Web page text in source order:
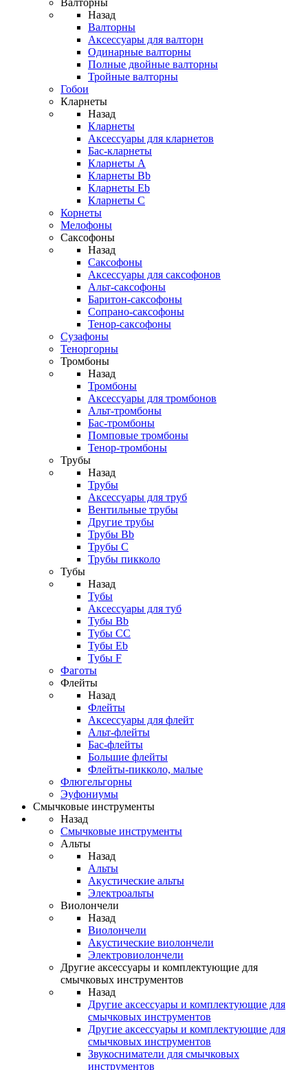
Валторны
Назад
Валторны
Аксессуары для валторн
Одинарные валторны
Полные двойные валторны
Тройные валторны
Гобои
Кларнеты
Назад
Кларнеты
Аксессуары для кларнетов
Бас-кларнеты
Кларнеты A
Кларнеты Bb
Кларнеты Eb
Кларнеты С
Корнеты
Мелофоны
Саксофоны
Назад
Саксофоны
Аксессуары для саксофонов
Альт-саксофоны
Баритон-саксофоны
Сопрано-саксофоны
Тенор-саксофоны
Сузафоны
Теноргорны
Тромбоны
Назад
Тромбоны
Аксессуары для тромбонов
Альт-тромбоны
Бас-тромбоны
Помповые тромбоны
Тенор-тромбоны
Трубы
Назад
Трубы
Аксессуары для труб
Вентильные трубы
Другие трубы
Трубы Bb
Трубы C
Трубы пикколо
Тубы
Назад
Тубы
Аксессуары для туб
Тубы Bb
Тубы CC
Тубы Eb
Тубы F
Фаготы
Флейты
Назад
Флейты
Аксессуары для флейт
Альт-флейты
Бас-флейты
Большие флейты
Флейты-пикколо, малые
Флюгельгорны
Эуфониумы
Смычковые инструменты
Назад
Смычковые инструменты
Альты
Назад
Альты
Акустические альты
Электроальты
Виолончели
Назад
Виолончели
Акустические виолончели
Электровиолончели
Другие аксессуары и комплектующие для
смычковых инструментов
Назад
Другие аксессуары и комплектующие для
смычковых инструментов
Другие аксессуары и комплектующие для
смычковых инструментов
Звукосниматели для смычковых
инструментов